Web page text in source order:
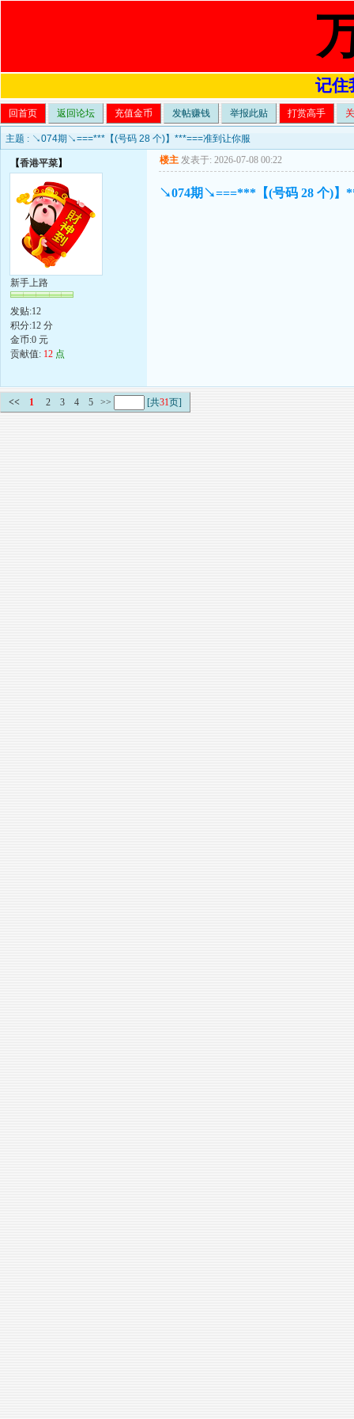
记住
回首页 返回论坛 充值金币 发帖赚钱 举报此贴 打赏高手
主题 : ↘074期↘===***【(号码 28 个)】***===准到让你服
【香港平菜】
新手上路
发贴:12
积分:12 分
金币:0 元
贡献值: 12 点
楼主 发表于: 2026-07-08 00:22
↘074期↘===***【(号码 28 个)】
<< 1 2 3 4 5 >> [共31页]